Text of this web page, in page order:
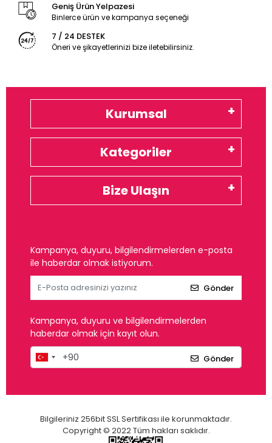
Geniş Ürün Yelpazesi
Binlerce ürün ve kampanya seçeneği
7 / 24 DESTEK
Öneri ve şikayetlerinizi bize iletebilirsiniz.
Kurumsal
Kategoriler
Bize Ulaşın
Kampanya, duyuru, bilgilendirmelerden e-posta
ile haberdar olmak istiyorum.
Gönder
Kampanya, duyuru ve bilgilendirmelerden
haberdar olmak için kayıt olun.
Gönder
Bilgileriniz 256bit SSL Sertifikası ile korunmaktadır.
Copyright © 2022 Tüm hakları saklıdır.